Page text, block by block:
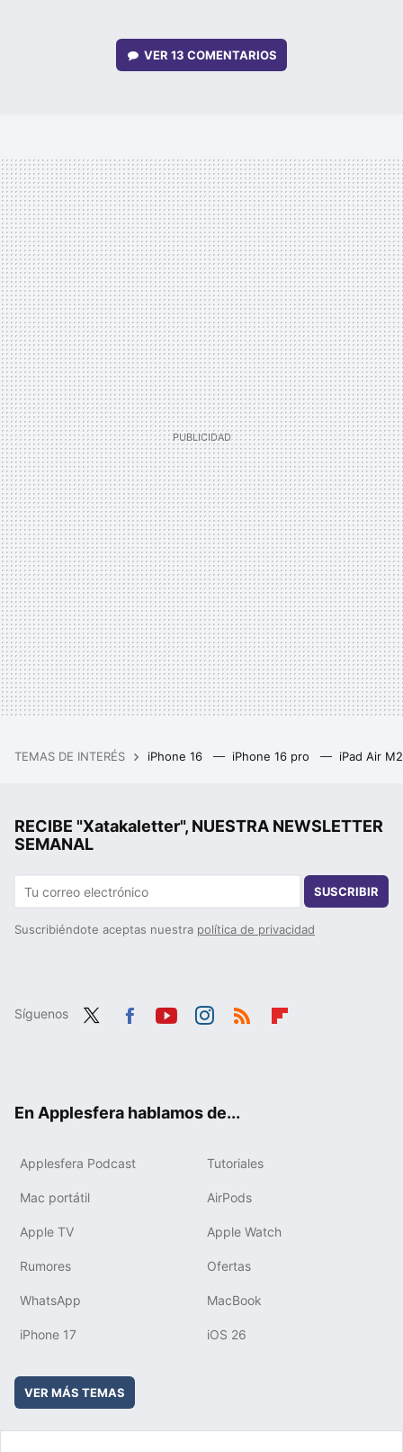
VER 13 COMENTARIOS
TEMAS DE INTERÉS iPhone 16 iPhone 16 pro iPad Air
RECIBE "Xatakaletter", NUESTRA NEWSLETTER
SEMANAL
SUSCRIBIR
Suscribiéndote aceptas nuestra política de privacidad
Síguenos
En Applesfera hablamos de...
Applesfera Podcast Tutoriales
Mac portátil AirPods
Apple TV Apple Watch
Rumores Ofertas
WhatsApp MacBook
iPhone 17 iOS 26
VER MÁS TEMAS